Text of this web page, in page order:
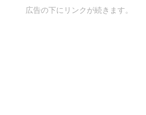
広告の下にリンクが続きます。